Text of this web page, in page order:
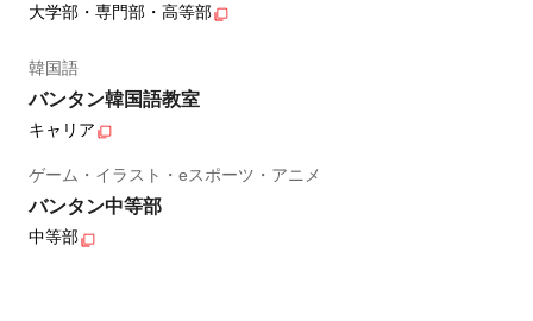
大学部・専門部・高等部
韓国語
バンタン韓国語教室
キャリア
ゲーム・イラスト・eスポーツ・アニメ
バンタン中等部
中等部